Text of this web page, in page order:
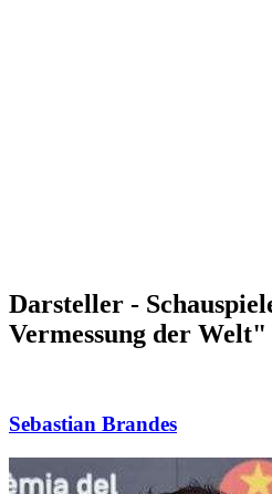
Darsteller -
Vermessung der Welt"
Sebastian Brandes